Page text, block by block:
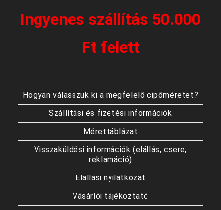
Ingyenes szállítás 50.000
Ft felett
Hogyan válasszuk ki a megfelelő cipőméretet?
Szállítási és fizetési információk
Mérettáblázat
Visszaküldési információk (elállás, csere,
reklamáció)
Elállási nyilatkozat
Vásárlói tájékoztató